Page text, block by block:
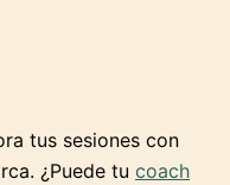
tus sesiones con
¿Puede tu coach